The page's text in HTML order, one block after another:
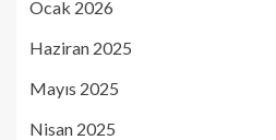
Ocak 2026
Haziran 2025
Mayıs 2025
Nisan 2025